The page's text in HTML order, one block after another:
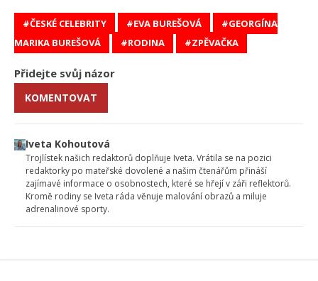
ČESKÉ CELEBRITY EVA BUREŠOVÁ
GEORGÍNA
MARIKA BUREŠOVÁ
RODINA ZPĚVAČKA
Přidejte svůj názor
KOMENTOVAT
Iveta Kohoutová
Trojlístek našich redaktorů doplňuje Iveta. Vrátila se na pozici
redaktorky po mateřské dovolené a našim čtenářům přináší
zajímavé informace o osobnostech, které se hřejí v záři reflektorů.
Kromě rodiny se Iveta ráda věnuje malování obrazů a miluje
adrenalinové sporty.